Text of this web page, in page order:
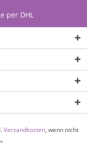
per DHL
Versandkosten, wenn nicht